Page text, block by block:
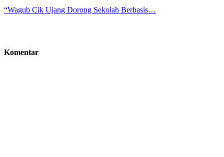
“Wagub Cik Ujang Dorong Sekolah Berbasis…
Komentar